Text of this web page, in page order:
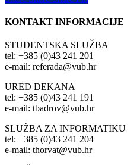
KONTAKT INFORMACIJE
STUDENTSKA SLUŽBA
tel: +385 (0)43 241 201
e-mail: referada@vub.hr
URED DEKANA
tel: +385 (0)43 241 191
e-mail: tbadrov@vub.hr
SLUŽBA ZA INFORMATIKU
tel: +385 (0)43 241 204
e-mail: thorvat@vub.hr